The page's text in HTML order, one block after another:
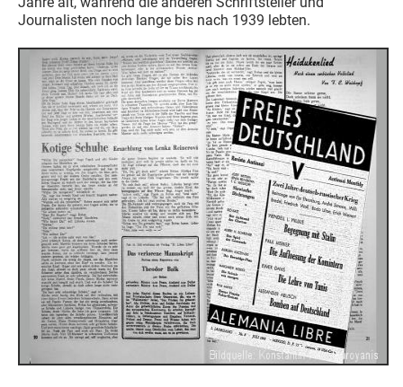
Journalisten noch lange bis nach 1939 lebten.